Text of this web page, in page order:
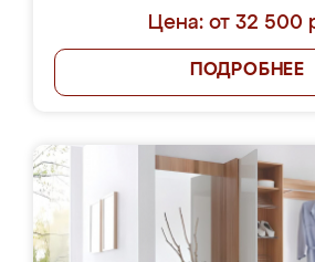
Цена: от 32 500
ПОДРОБНЕЕ